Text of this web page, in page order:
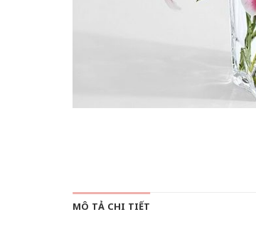
MÔ TẢ CHI TIẾT